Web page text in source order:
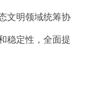
文明领域统筹协
稳定性，全面提